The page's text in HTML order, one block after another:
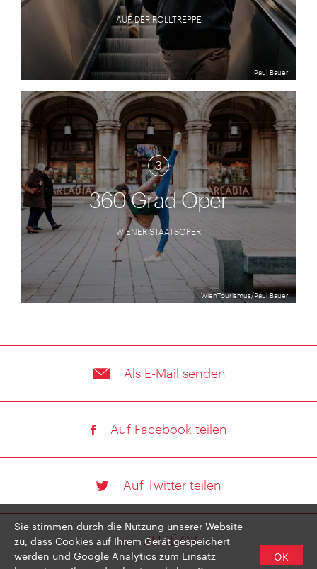
Paul Bauer
AUF DER ROLLTREPPE
WienTourismus/Paul Bauer
3
360 Grad Oper
WIENER STAATSOPER
Als E-Mail senden
Auf Facebook teilen
Auf Twitter teilen
ZURÜCK
Sie stimmen durch die Nutzung unserer Website
zu, dass Cookies auf Ihrem Gerät gespeichert
werden und Google Analytics zum Einsatz
OK